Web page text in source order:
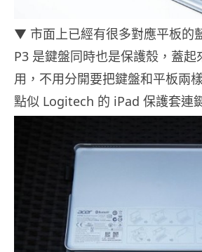
▼ 市面上已經有很多對應平板的
P3 是鍵盤同時也是保護殼，蓋起
用，不用分開要把鍵盤和平板兩
點似 Logitech 的 iPad 保護套連